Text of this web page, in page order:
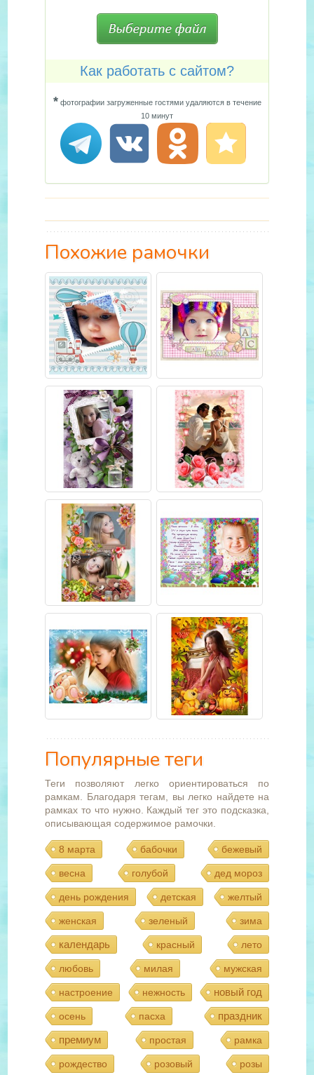
Как работать с сайтом?
*фотографии загруженные гостями удаляются в течение
10 минут
Похожие рамочки
Популярные теги
Теги позволяют легко ориентироваться по
рамкам. Благодаря тегам, вы легко найдете на
рамках то что нужно. Каждый тег это подсказка,
описывающая содержимое рамочки.
8 марта бабочки бежевый
весна голубой дед мороз
день рождения детская желтый
женская зеленый зима
календарь красный лето
любовь милая мужская
настроение нежность новый год
осень пасха
праздник
премиум
простая рамка
рождество розовый розы